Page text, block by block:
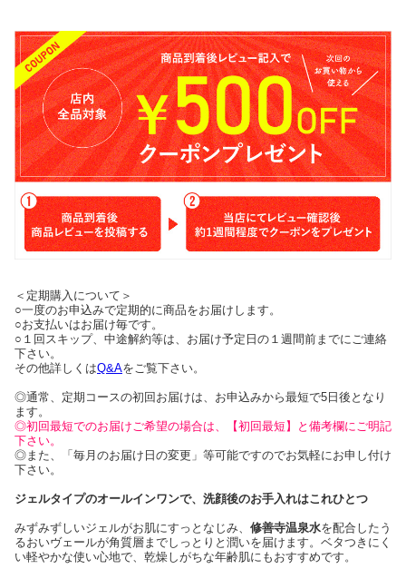
＜定期購入について＞
○一度のお申込みで定期的に商品をお届けします。
○お支払いはお届け毎です。
○１回スキップ、中途解約等は、お届け予定日の１週間前までにご連絡
下さい。
その他詳しくはQ&Aをご覧下さい。
◎通常、定期コースの初回お届けは、お申込みから最短で5日後となり
ます。
◎初回最短でのお届けご希望の場合は、【初回最短】と備考欄にご明記
下さい。
◎また、「毎月のお届け日の変更」等可能ですのでお気軽にお申し付け
下さい。
ジェルタイプのオールインワンで、洗顔後のお手入れはこれひとつ
みずみずしいジェルがお肌にすっとなじみ、 修善寺温泉水を配合したう
るおいヴェールが角質層までしっとりと潤いを届けます。ベタつきにく
い軽やかな使い心地で、乾燥しがちな年齢肌にもおすすめです。